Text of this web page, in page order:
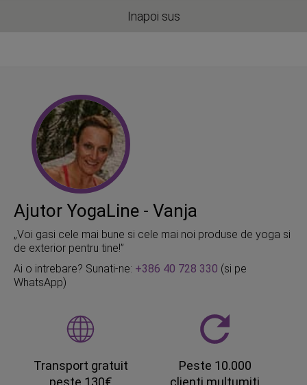
Inapoi sus
Ajutor YogaLine - Vanja
„Voi gasi cele mai bune si cele mai noi produse de yoga si
de exterior pentru tine!”
Ai o intrebare? Sunati-ne: +386 40 728 330 (si pe
WhatsApp)
Transport gratuit
peste 130€
Peste 10.000
clienti multumiti